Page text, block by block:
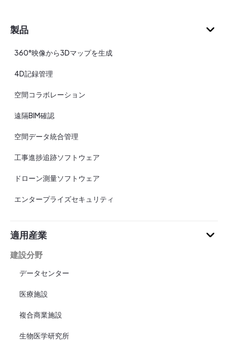
製品
360°映像から3Dマップを生成
4D記録管理
空間コラボレーション
遠隔BIM確認
空間データ統合管理
工事進捗追跡ソフトウェア
ドローン測量ソフトウェア
エンタープライズセキュリティ
適用産業
建設分野
データセンター
医療施設
複合商業施設
生物医学研究所